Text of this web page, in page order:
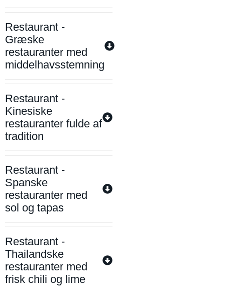
Restaurant -
Græske
restauranter med
middelhavsstemning
Restaurant -
Kinesiske
restauranter fulde af
tradition
Restaurant -
Spanske
restauranter med
sol og tapas
Restaurant -
Thailandske
restauranter med
frisk chili og lime